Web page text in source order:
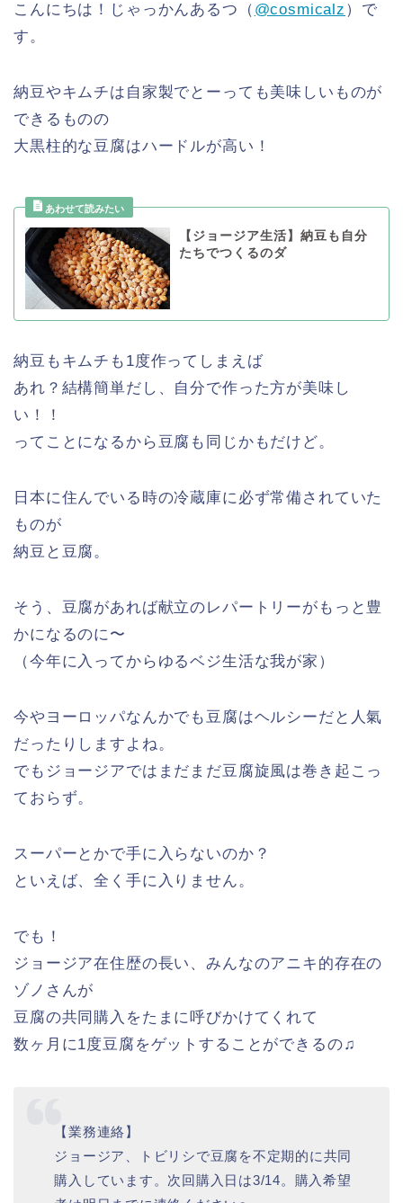
こんにちは！じゃっかんあるつ（ @cosmicalz ）で
す。
納豆やキムチは自家製でとーっても美味しいものが
できるものの
大黒柱的な豆腐はハードルが高い！
【ジョージア生活】納豆も自分
たちでつくるのダ
納豆もキムチも1度作ってしまえば
あれ？結構簡単だし、自分で作った方が美味し
い！！
ってことになるから豆腐も同じかもだけど。
日本に住んでいる時の冷蔵庫に必ず常備されていた
ものが
納豆と豆腐。
そう、豆腐があれば献立のレパートリーがもっと豊
かになるのに〜
（今年に入ってからゆるベジ生活な我が家）
今やヨーロッパなんかでも豆腐はヘルシーだと人氣
だったりしますよね。
でもジョージアではまだまだ豆腐旋風は巻き起こっ
ておらず。
スーパーとかで手に入らないのか？
といえば、全く手に入りません。
でも！
ジョージア在住歴の長い、みんなのアニキ的存在の
ゾノさんが
豆腐の共同購入をたまに呼びかけてくれて
数ヶ月に1度豆腐をゲットすることができるの♫
【業務連絡】
ジョージア、トビリシで豆腐を不定期的に共同
購入しています。次回購入日は3/14。購入希望